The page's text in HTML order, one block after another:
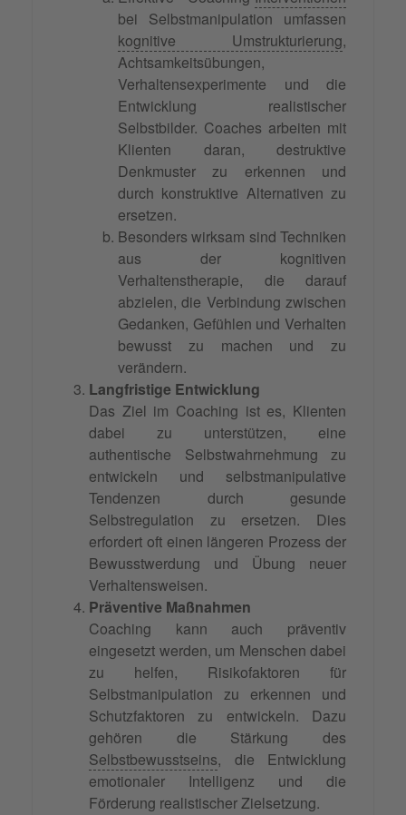
bei Selbstmanipulation umfassen
kognitive Umstrukturierung,
Achtsamkeitsübungen,
Verhaltensexperimente und die
Entwicklung realistischer
Selbstbilder. Coaches arbeiten mit
Klienten daran, destruktive
Denkmuster zu erkennen und
durch konstruktive Alternativen zu
ersetzen.
Besonders wirksam sind Techniken
aus der kognitiven
Verhaltenstherapie, die darauf
abzielen, die Verbindung zwischen
Gedanken, Gefühlen und Verhalten
bewusst zu machen und zu
verändern.
Langfristige Entwicklung
Das Ziel im Coaching ist es, Klienten
dabei zu unterstützen, eine
authentische Selbstwahrnehmung zu
entwickeln und selbstmanipulative
Tendenzen durch gesunde
Selbstregulation zu ersetzen. Dies
erfordert oft einen längeren Prozess der
Bewusstwerdung und Übung neuer
Verhaltensweisen.
Präventive Maßnahmen
Coaching kann auch präventiv
eingesetzt werden, um Menschen dabei
zu helfen, Risikofaktoren für
Selbstmanipulation zu erkennen und
Schutzfaktoren zu entwickeln. Dazu
gehören die Stärkung des
Selbstbewusstseins, die Entwicklung
emotionaler Intelligenz und die
Förderung realistischer Zielsetzung.